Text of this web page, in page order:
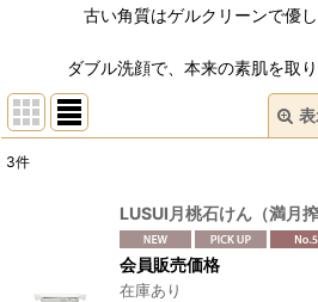
古い角質はゲルクリーンで優し
ダブル洗顔で、本来の素肌を取
3件
LUSUI月桃石けん（満月搾
会員販売価格
在庫あり